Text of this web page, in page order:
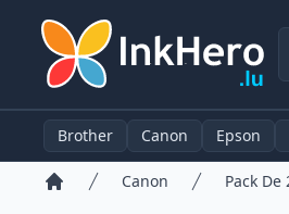
Brother Canon Epson
Canon